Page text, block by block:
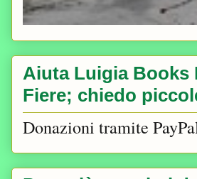
Aiuta Luigia Books
Fiere; chiedo
Donazioni tramite